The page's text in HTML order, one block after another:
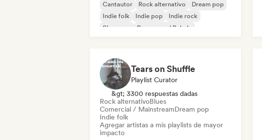
Cantautor Rock alternativo
Dream pop
Indie folk
Indie pop
Indie rock
Shoegaze
Pop suave / Balada
Tears on Shuffle
Playlist Curator
&gt; 3300 respuestas dadas
Rock alternativoBlues
Comercial / MainstreamDream pop
Indie folk
Agregar artistas a mis playlists de mayor
impacto